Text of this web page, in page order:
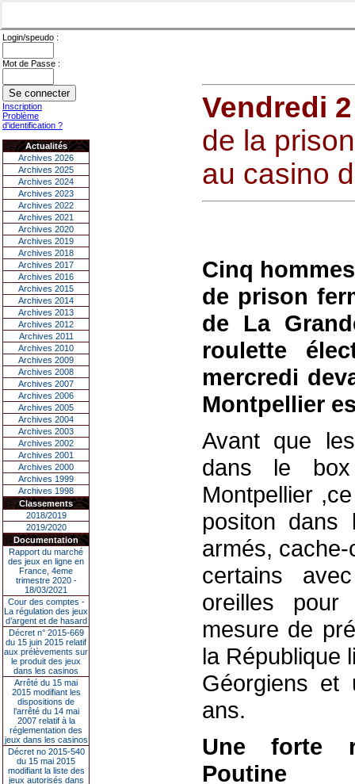
Login/speudo :
Mot de Passe :
Inscription
Problème
d'identification ?
Actualités
Archives 2026
Archives 2025
Archives 2024
Archives 2023
Archives 2022
Archives 2021
Archives 2020
Archives 2019
Archives 2018
Archives 2017
Archives 2016
Archives 2015
Archives 2014
Archives 2013
Archives 2012
Archives 2011
Archives 2010
Archives 2009
Archives 2008
Archives 2007
Archives 2006
Archives 2005
Archives 2004
Archives 2003
Archives 2002
Archives 2001
Archives 2000
Archives 1999
Archives 1998
Classements
2018/2019
2019/2020
Documentation
Rapport du marché
des jeux en ligne en
France, 4eme
trimestre 2020 -
18/03/2021
Cour des comptes -
La régulation des jeux
d’argent et de hasard
Décret n° 2015-669
du 15 juin 2015 relatif
aux prélèvements sur
le produit des jeux
dans les casinos
Arrêté du 15 mai
2015 modifiant les
dispositions de
l’arrêté du 14 mai
2007 relatif à la
réglementation des
jeux dans les casinos
Décret no 2015-540
du 15 mai 2015
modifiant la liste des
jeux autorisés dans
Vendredi
de la
au casino
Cinq
de prison
de La
roulette
mercredi
Montpellier
Avant que
dans le box
Montpellier
positon dans
armés,
certains
oreilles pour
mesure de
la République
Géorgiens
ans.
Une forte
Poutine